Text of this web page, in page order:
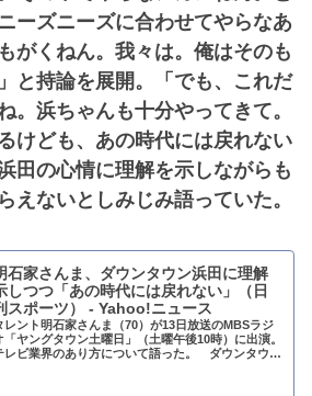
ーズニーズに合わせてやらなあ
がくねん。我々は。俺はそのも
と持論を展開。「でも、これだ
。浜ちゃんも十分やってきて。
けども、あの時代には戻れない
田の心情に理解を示しながらも
えないとしみじみ語っていた。
石家さんま、ダウンタウン浜田に理解
しつつ「あの時代には戻れない」（日
スポーツ） - Yahoo!ニュース
レント明石家さんま（70）が13日放送のMBSラジ
「ヤングタウン土曜日」（土曜午後10時）に出演。
レビ業界のあり方について語った。 ダウンタウン